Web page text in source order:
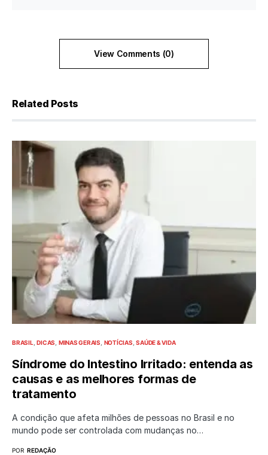
View Comments (0)
Related Posts
BRASIL DICAS MINAS GERAIS NOTÍCIAS SAÚDE & VIDA
Síndrome do Intestino Irritado: entenda as
causas e as melhores formas de
tratamento
A condição que afeta milhões de pessoas no Brasil e no
mundo pode ser controlada com mudanças no…
POR REDAÇÃO